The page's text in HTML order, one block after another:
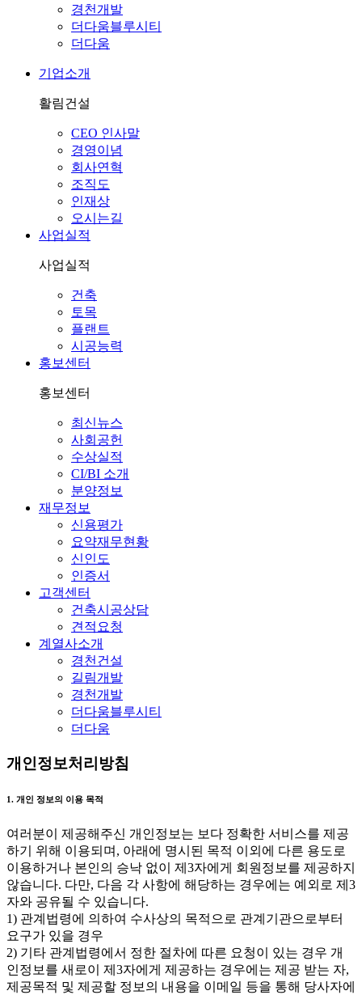
경천개발
더다움블루시티
더다움
기업소개
활림건설
CEO 인사말
경영이념
회사연혁
조직도
인재상
오시는길
사업실적
사업실적
건축
토목
플랜트
시공능력
홍보센터
홍보센터
최신뉴스
사회공헌
수상실적
CI/BI 소개
분양정보
재무정보
신용평가
요약재무현황
신인도
인증서
고객센터
건축시공상담
견적요청
계열사소개
경천건설
길림개발
경천개발
더다움블루시티
더다움
개인정보처리방침
1. 개인 정보의 이용 목적
여러분이 제공해주신 개인정보는 보다 정확한 서비스를 제공
하기 위해 이용되며, 아래에 명시된 목적 이외에 다른 용도로
이용하거나 본인의 승낙 없이 제3자에게 회원정보를 제공하지
않습니다. 다만, 다음 각 사항에 해당하는 경우에는 예외로 제3
자와 공유될 수 있습니다.
1) 관계법령에 의하여 수사상의 목적으로 관계기관으로부터
요구가 있을 경우
2) 기타 관계법령에서 정한 절차에 따른 요청이 있는 경우 개
인정보를 새로이 제3자에게 제공하는 경우에는 제공 받는 자,
제공목적 및 제공할 정보의 내용을 이메일 등을 통해 당사자에